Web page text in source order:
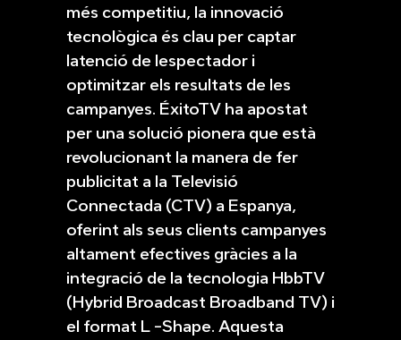
més competitiu, la innovació
tecnològica és clau per captar
latenció de lespectador i
optimitzar els resultats de les
campanyes. ÉxitoTV ha apostat
per una solució pionera que està
revolucionant la manera de fer
publicitat a la Televisió
Connectada (CTV) a Espanya,
oferint als seus clients campanyes
altament efectives gràcies a la
integració de la tecnologia HbbTV
(Hybrid Broadcast Broadband TV) i
el format L -Shape. Aquesta